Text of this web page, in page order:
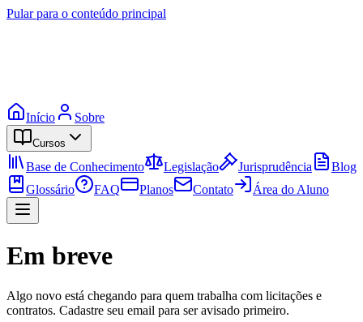
Pular para o conteúdo principal
Início Sobre
Cursos
Base de Conhecimento Legislação Jurisprudência
Blog
Glossário
FAQ Planos Contato Área do Aluno
Em breve
Algo novo está chegando para quem trabalha com licitações e
contratos. Cadastre seu email para ser avisado primeiro.